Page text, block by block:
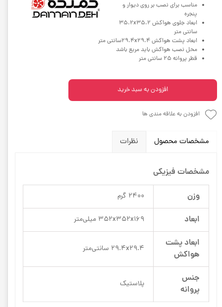
مناسب برای نصب بر روی دیوار و
پنجره
ابعاد جلوی هواکش 35.2x35.2
سانتی متر
ابعاد پشت هواکش 29.4x29.4سانتی متر
محل نصب هواکش باید مربع باشد
قطر پروانه 25 سانتی متر
افزودن به سبد خرید
افزودن به علاقه مندی ها
مشخصات محصول نظرات
مشخصات فیزیکی
وزن 2400 گرم
ابعاد 352x352x169 میلی‌متر
ابعاد پشت
هواکش
29.4x29.4 سانتی‌متر
جنس
پروانه
پلاستیک